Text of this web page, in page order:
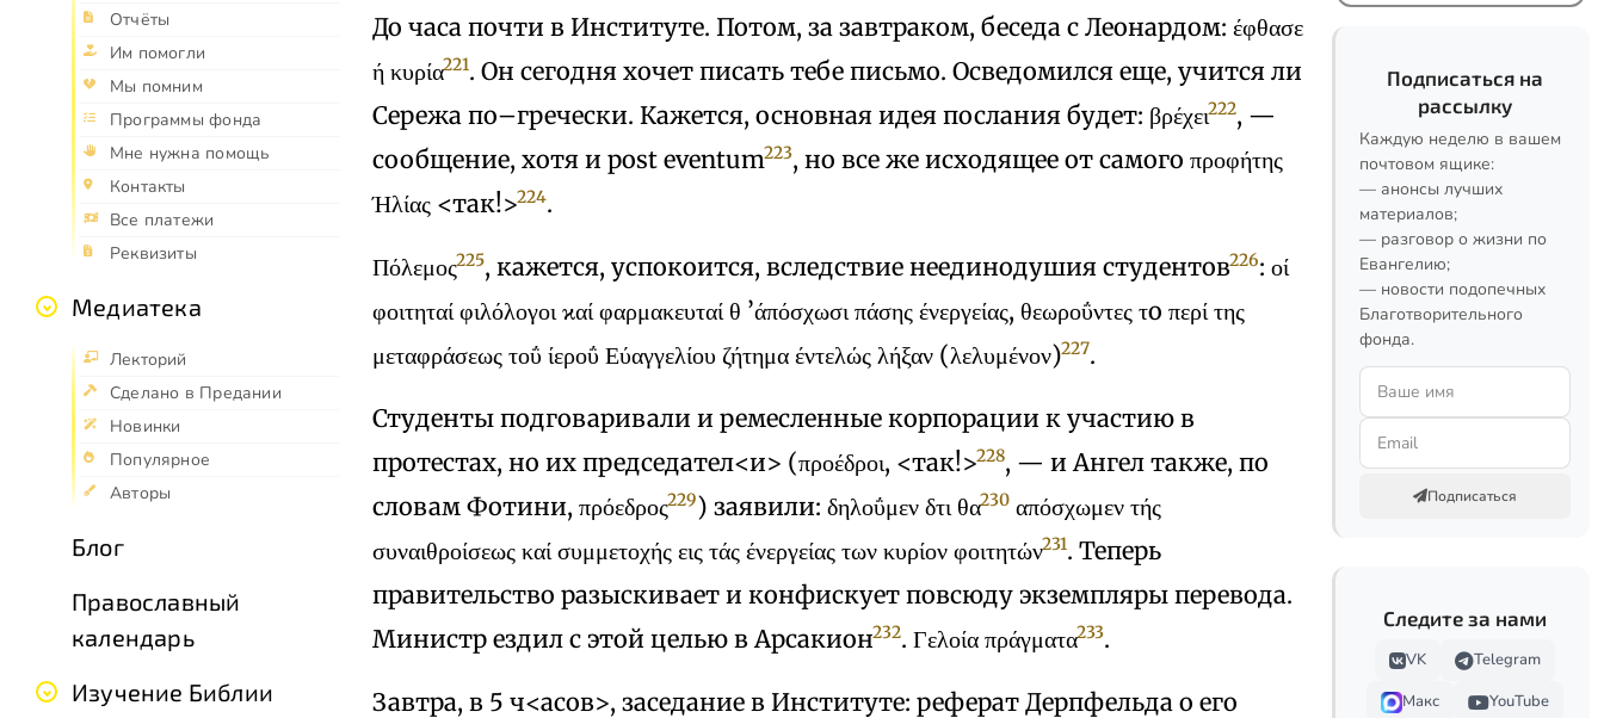
Отчёты
Им помогли
Мы помним
Программы фонда
Мне нужна помощь
Контакты
Все платежи
Реквизиты
Медиатека
Лекторий
Сделано в Предании
Новинки
Популярное
Авторы
Блог
Православный
календарь
Изучение Библии
До часа почти в Институте. Потом, за завтраком, беседа с Леонардом: έφθασε
ή κυρία221. Он сегодня хочет писать тебе письмо. Осведомился еще, учится ли
Сережа по–гречески. Кажется, основная идея послания будет: βρέχει222, —
сообщение, хотя и post eventum223, но все же исходящее от самого προφήτης
Ήλίας <так!>224.
Πόλεμος225, кажется, успокоится, вследствие неединодушия студентов226: οί
φοιτηταί φιλόλογοι ϰαί φαρμακευταί θ ’άπόσχωσι πάσης ένεργείας, θεωροΰντες τo περί της
μεταφράσεως τοΰ ίεροΰ Εύαγγελίου ζήτημα έντελώς λήξαν (λελυμένον)227.
Студенты подговаривали и ремесленные корпорации к участию в
протестах, но их председател<и> (προέδροι, <так!>228, — и Ангел также, по
словам Фотини, πρόεδρος229) заявили: δηλοΰμεν δτι θα230απόσχωμεν τής
συναιθροίσεως καί συμμετοχής εις τάς ένεργείας των κυρίον φοιτητών231. Теперь
правительство разыскивает и конфискует повсюду экземпляры перевода.
Министр ездил с этой целью в Арсакион232. Γελοία πράγματα233.
Завтра, в 5 ч<асов>, заседание в Институте: реферат Дерпфельда о его
Подписаться на
рассылку
Каждую неделю в вашем
почтовом ящике:
— анонсы лучших
материалов;
— разговор о жизни по
Евангелию;
— новости подопечных
Благотворительного
фонда.
Подписаться
Следите за нами
VK
Telegram
Макс
YouTube